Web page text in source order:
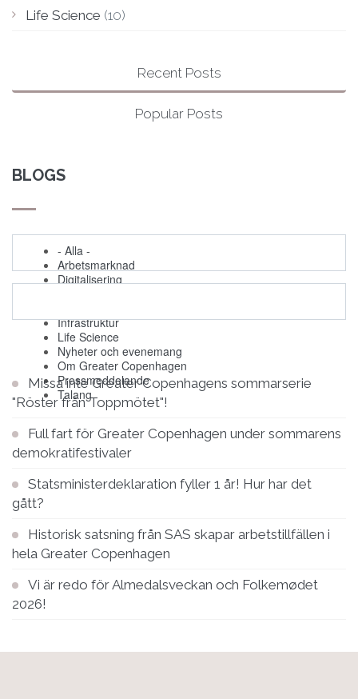
Life Science (10)
Recent Posts
Popular Posts
BLOGS
- Alla -
Arbetsmarknad
Digitalisering
Infrastruktur
Life Science
Nyheter och evenemang
Om Greater Copenhagen
Pressmeddelande
Talang
Missa inte Greater Copenhagens sommarserie
"Röster från Toppmötet"!
Full fart för Greater Copenhagen under sommarens
demokratifestivaler
Statsministerdeklaration fyller 1 år! Hur har det
gått?
Historisk satsning från SAS skapar arbetstillfällen i
hela Greater Copenhagen
Vi är redo för Almedalsveckan och Folkemødet
2026!